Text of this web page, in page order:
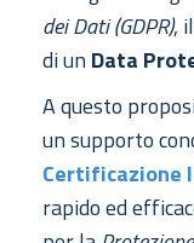
dei Dati (GDPR),
di un Data
A questo
un supporto
Certificazione
rapido ed